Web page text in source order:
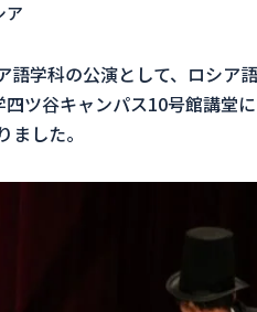
ア
学科の公演として、ロシ
ツ谷キャンパス10号館講堂
した。